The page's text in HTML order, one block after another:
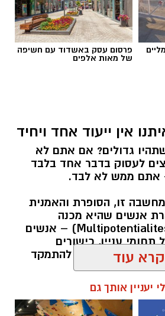
פרסום עסק באשדוד עם חשיפה
של מאות אלפים
אין ייעוד אחד ויחיד
גדולים? אם אתם לא
לעסוק בדבר אחד בלבד
אתם ממש לא לבד.
זו, הסופרת והאמנית
אנשים שהיא מכנה
"רבי־פוטנציאל" (Multipotentialites) – אנשים
תחומי עניין, כישורים
חייהם, במקום להתמקדקרא עוד
יעניין אותך גם